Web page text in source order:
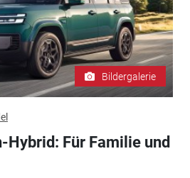
Bildergalerie
Hybrid: Für Familie und